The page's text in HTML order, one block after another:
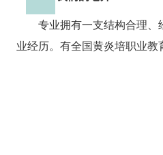
专业拥有一支结构合理
业经历。有全国黄炎培职业